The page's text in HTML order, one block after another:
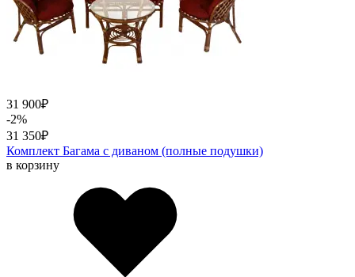
31 900₽
-2%
31 350₽
Комплект Багама с диваном (полные подушки)
в корзину